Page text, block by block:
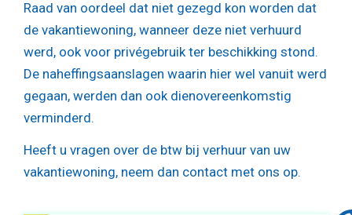
Raad van oordeel dat niet gezegd kon worden dat
de vakantiewoning, wanneer deze niet verhuurd
werd, ook voor privégebruik ter beschikking stond.
De naheffingsaanslagen waarin hier wel vanuit werd
gegaan, werden dan ook dienovereenkomstig
verminderd.
Heeft u vragen over de btw bij verhuur van uw
vakantiewoning, neem dan contact met ons op.